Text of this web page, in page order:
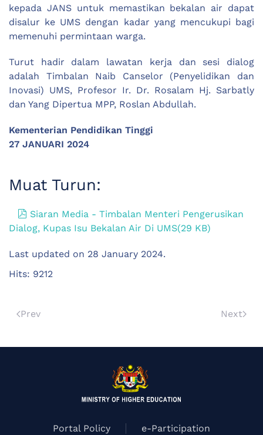
kepada JANS untuk memastikan bekalan air dapat
disalur ke UMS dengan kadar yang mencukupi bagi
memenuhi permintaan warga.
Turut hadir dalam lawatan kerja dan sesi dialog
adalah Timbalan Naib Canselor (Penyelidikan dan
Inovasi) UMS, Profesor Ir. Dr. Rosalam Hj. Sarbatly
dan Yang Dipertua MPP, Roslan Abdullah.
Kementerian Pendidikan Tinggi
27 JANUARI 2024
Muat Turun:
pdf
Siaran Media - Timbalan Menteri Pengerusikan
Dialog, Kupas Isu Bekalan Air Di UMS(29 KB)
Last updated on 28 January 2024.
Hits: 9212
Prev Next
Portal Policy e-Participation